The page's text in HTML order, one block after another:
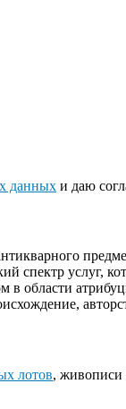
данных и даю
услуг,
в области
лотов, живописи